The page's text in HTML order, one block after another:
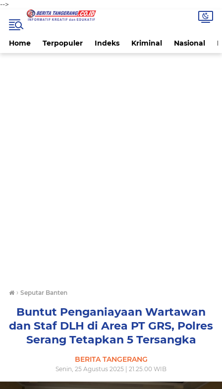
-->
Home Terpopuler Indeks Kriminal Nasional
› Seputar Banten
Buntut Penganiayaan Wartawan
dan Staf DLH di Area PT GRS, Polres
Serang Tetapkan 5 Tersangka
BERITA TANGERANG
Senin, 25 Agustus 2025 | 21.25.00 WIB